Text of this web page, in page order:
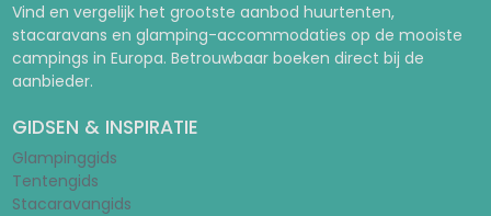
Vind en vergelijk het grootste aanbod huurtenten,
stacaravans en glamping-accommodaties op de mooiste
campings in Europa. Betrouwbaar boeken direct bij de
aanbieder.
GIDSEN & INSPIRATIE
Glampinggids
Tentengids
Stacaravangids